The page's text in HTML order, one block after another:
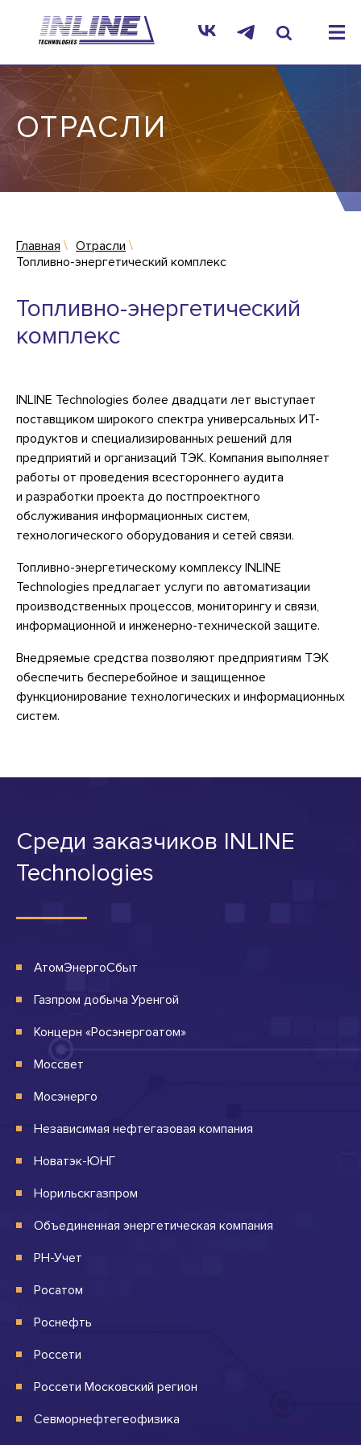
ОТРАСЛИ
Главная
Отрасли
Топливно-энергетический комплекс
Топливно-энергетический
комплекс
INLINE Technologies более двадцати лет выступает
поставщиком широкого спектра универсальных ИТ-
продуктов и специализированных решений для
предприятий и организаций ТЭК. Компания выполняет
работы от проведения всестороннего аудита
и разработки проекта до постпроектного
обслуживания информационных систем,
технологического оборудования и сетей связи.
Топливно-энергетическому комплексу INLINE
Technologies предлагает услуги по автоматизации
производственных процессов, мониторингу и связи,
информационной и инженерно-технической защите.
Внедряемые средства позволяют предприятиям ТЭК
обеспечить бесперебойное и защищенное
функционирование технологических и информационных
систем.
Среди заказчиков INLINE
Technologies
АтомЭнергоСбыт
Газпром добыча Уренгой
Концерн «Росэнергоатом»
Моссвет
Мосэнерго
Независимая нефтегазовая компания
Новатэк-ЮНГ
Норильскгазпром
Объединенная энергетическая компания
РН-Учет
Росатом
Роснефть
Россети
Россети Московский регион
Севморнефтегеофизика